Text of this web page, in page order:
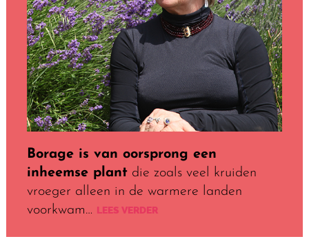
Borage is van oorsprong een
inheemse plantdie zoals veel kruiden
vroeger alleen in de warmere landen
voorkwam… LEES VERDER